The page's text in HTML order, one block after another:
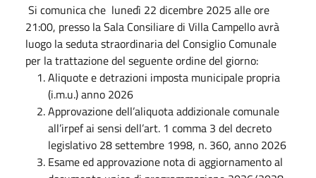
Si comunica che lunedì 22 dicembre 2025 alle ore
21:00, presso la Sala Consiliare di Villa Campello avrà
luogo la seduta straordinaria del Consiglio Comunale
per la trattazione del seguente ordine del giorno:
Aliquote e detrazioni imposta municipale propria
(i.m.u.) anno 2026
Approvazione dell’aliquota addizionale comunale
all’irpef ai sensi dell’art. 1 comma 3 del decreto
legislativo 28 settembre 1998, n. 360, anno 2026
Esame ed approvazione nota di aggiornamento al